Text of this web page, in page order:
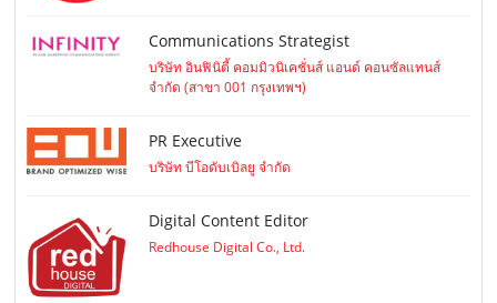
Communications Strategist
บริษัท อินฟินิตี้ คอมมิวนิเคชั่นส์ แอนด์ คอนซัลแทนส์
จำกัด (สาขา 001 กรุงเทพฯ)
PR Executive
บริษัท บีโอดับเบิลยู จำกัด
Digital Content Editor
Redhouse Digital Co., Ltd.